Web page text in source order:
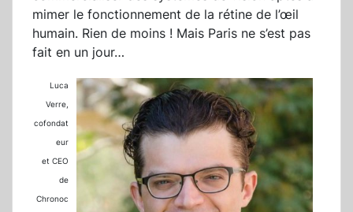
mimer le fonctionnement de la rétine de l’œil
humain. Rien de moins ! Mais Paris ne s’est pas
fait en un jour…
Luca
Verre,
cofondat
eur
et CEO
de
Chronoc